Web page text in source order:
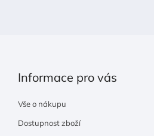
Informace pro vás
Vše o nákupu
Dostupnost zboží